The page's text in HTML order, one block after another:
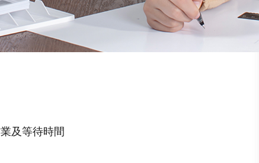
及等待時間